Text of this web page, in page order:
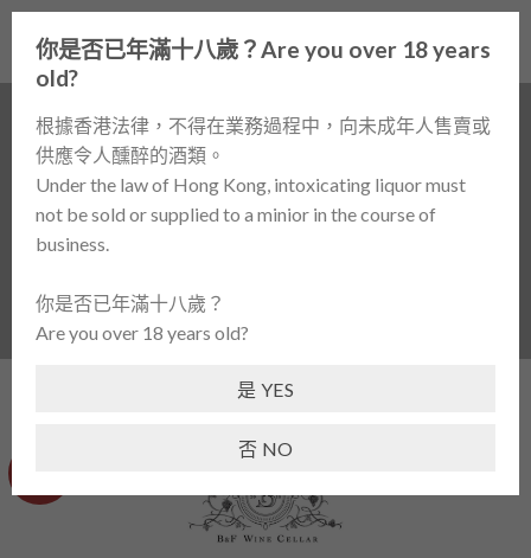
Skip
content
Dr. Heidemanns-Bergweiler Riesling Dry
2015
首頁 / 酒類產品 / WINES
你是否已年滿十八歲？Are you over 18 years
old?
根據香港法律，不得在業務過程中，向未成年人售賣或
供應令人醺醉的酒類。
Under the law of Hong Kong, intoxicating liquor must
not be sold or supplied to a minior in the course of
business.
你是否已年滿十八歲？
Are you over 18 years old?
是 YES
否 NO